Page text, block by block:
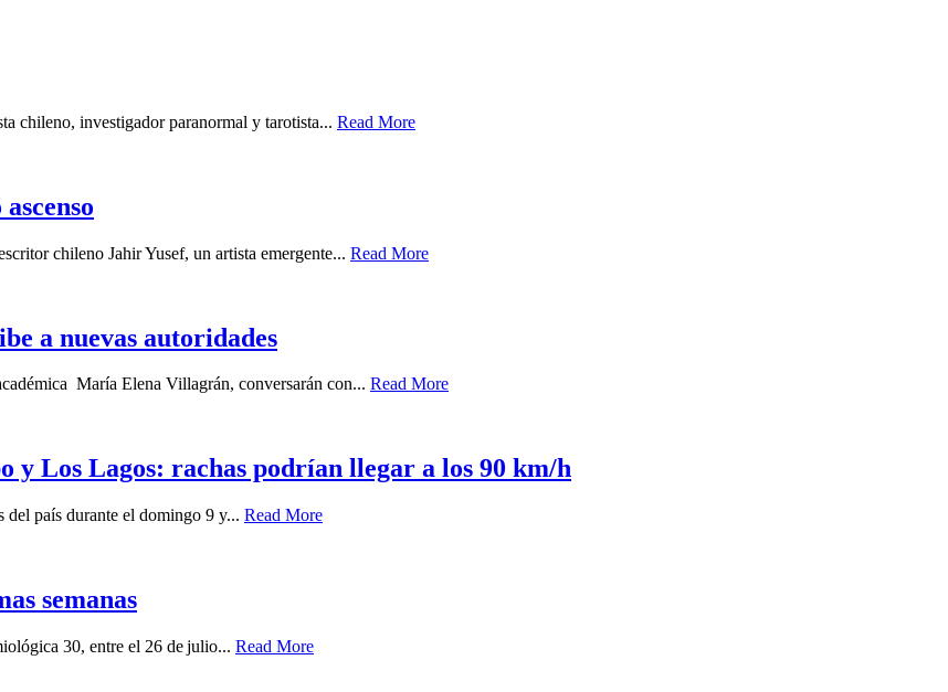
chileno, investigador paranormal y tarotista... Read More
chileno Jahir Yusef, un artista emergente... Read More
a nuevas autoridades
María Elena Villagrán, conversarán con... Read More
y Los Lagos: rachas podrían llegar a los 90 km/h
del país durante el domingo 9 y... Read More
semanas
30, entre el 26 de julio... Read More